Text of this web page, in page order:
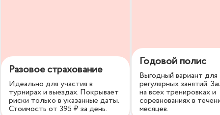
Разовое страхование
Идеально для участия в
турнирах и выездах. Покрывает
риски только в указанные даты.
Стоимость от 395 ₽ за день.
Годовой полис
Выгодный вариант для
регулярных занятий.
на всех тренировках и
соревнованиях в
месяцев.